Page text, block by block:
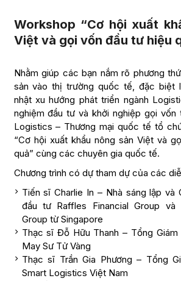
Workshop “Cơ hội xuất
Việt và gọi vốn đầu tư hiệu
Nhằm giúp các bạn nắm rõ phương
sản vào thị trường quốc tế, đặc biệt
nhật xu hướng phát triển ngành
nghiệm đầu tư và khởi nghiệp gọi vốn
Logistics – Thương mại quốc tế tổ
“Cơ hội xuất khẩu nông sản Việt và
quả” cùng các chuyên gia quốc tế.
Chương trình có dự tham dự của các
Tiến sĩ Charlie In – Nhà sáng lập và
đầu tư Raffles Financial Group và
Group từ Singapore
Thạc sĩ Đỗ Hữu Thanh – Tổng
May Sư Tử Vàng
Thạc sĩ Trần Gia Phương – Tổng
Smart Logistics Việt Nam